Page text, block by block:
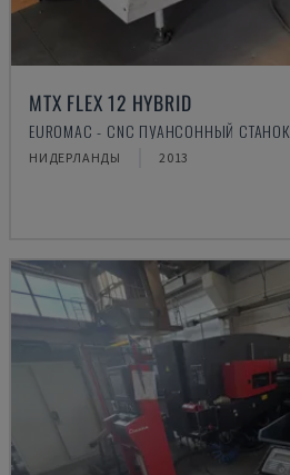
MTX FLEX 12 HYBRID
EUROMAC - CNC ПУАНСОННЫЙ СТАНОК
НИДЕРЛАНДЫ 2013